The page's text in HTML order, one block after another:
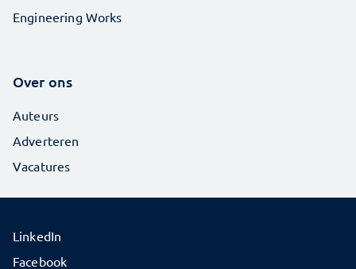
Engineering Works
Over ons
Auteurs
Adverteren
Vacatures
LinkedIn
Facebook